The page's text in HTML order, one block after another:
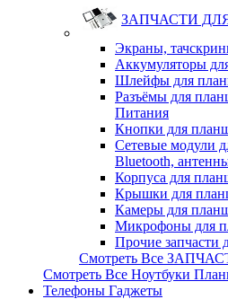
ЗАПЧАСТИ
Экраны,
Аккумуляторы
Шлейфы для
Разъёмы для
Питания
Кнопки для
Сетевые модули
Bluetooth,
Корпуса для
Крышки для
Камеры для
Микрофоны для
Прочие запчасти
Смотреть Все
Смотреть Все Ноутбуки
Телефоны Гаджеты